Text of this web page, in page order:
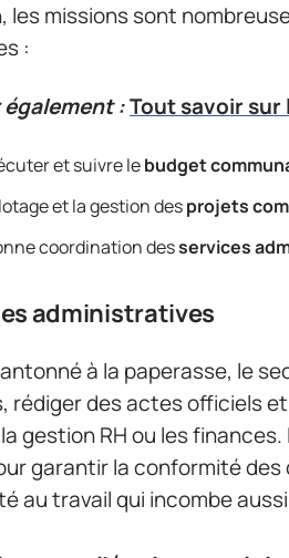
les missions sont
:
:Tout savoir sur
et suivre lebudget
et la gestion desprojets
coordination desservices
administratives
à la paperasse, le
rédiger des actes officiels
la gestion RH ou les
garantir la conformité
au travail qui incombe